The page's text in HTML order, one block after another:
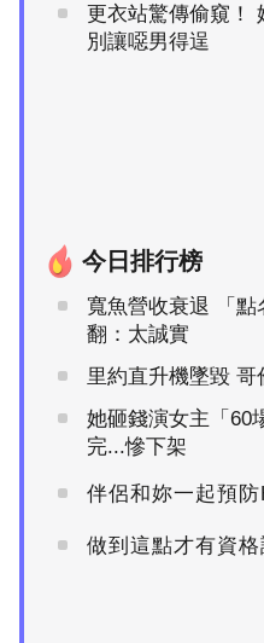
更衣站驚傳偷窺！
別讓噁男得逞
今日排行榜
寬魚營收衰退 「
翻：太誠實
里約直升機墜毀
她砸錢演女主「60
完...慘下架
伴侶和妳一起預
做到這點才有資